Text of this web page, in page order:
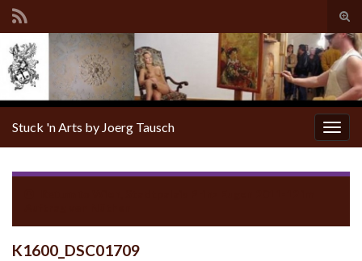
Stuck 'n Arts by Joerg Tausch
K1600_DSC01709